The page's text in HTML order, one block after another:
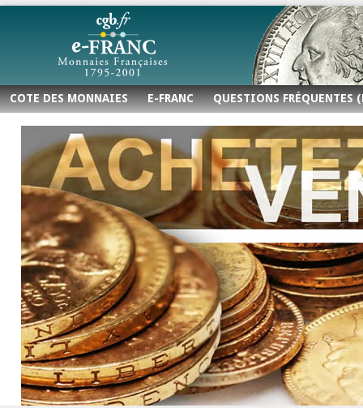
COTE DES MONNAIES E-FRANC QUESTIONS FRÉQUENTES